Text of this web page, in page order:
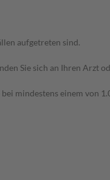
aufgetreten sind.
Sie sich an Ihren Arzt
mindestens einem von